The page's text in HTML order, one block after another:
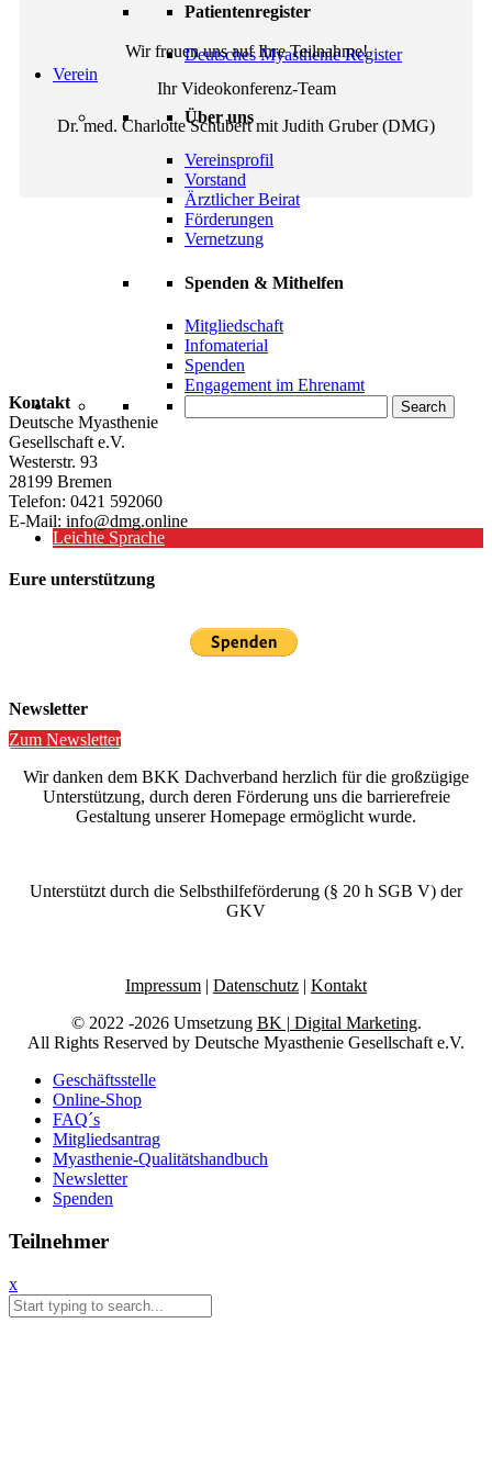
Patientenregister
Deutsches Myasthenie Register
Verein
Über uns
Vereinsprofil
Vorstand
Ärztlicher Beirat
Förderungen
Vernetzung
Spenden & Mithelfen
Mitgliedschaft
Infomaterial
Spenden
Engagement im Ehrenamt
Search
Leichte Sprache
Wir freuen uns auf Ihre Teilnahme!
Ihr Videokonferenz-Team
Dr. med. Charlotte Schubert mit Judith Gruber (DMG)
Kontakt
Deutsche Myasthenie
Gesellschaft e.V.
Westerstr. 93
28199 Bremen
Telefon: 0421 592060
E-Mail: info@dmg.online
Eure unterstützung
Newsletter
Zum Newsletter
Wir danken dem BKK Dachverband herzlich für die großzügige
Unterstützung, durch deren Förderung uns die barrierefreie
Gestaltung unserer Homepage ermöglicht wurde.
Unterstützt durch die Selbsthilfeförderung (§ 20 h SGB V) der
GKV
Impressum | Datenschutz | Kontakt
© 2022 -2026 Umsetzung BK | Digital Marketing.
All Rights Reserved by Deutsche Myasthenie Gesellschaft e.V.
Geschäftsstelle
Online-Shop
FAQ´s
Mitgliedsantrag
Myasthenie-Qualitätshandbuch
Newsletter
Spenden
Teilnehmer
x